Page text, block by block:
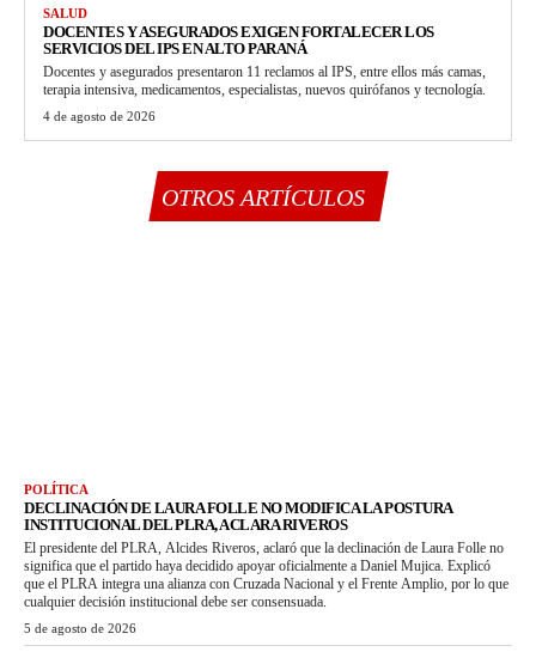
SALUD
DOCENTES Y ASEGURADOS EXIGEN FORTALECER LOS
SERVICIOS DEL IPS EN ALTO PARANÁ
Docentes y asegurados presentaron 11 reclamos al IPS, entre ellos más camas,
terapia intensiva, medicamentos, especialistas, nuevos quirófanos y tecnología.
4 de agosto de 2026
OTROS ARTÍCULOS
POLÍTICA
DECLINACIÓN DE LAURA FOLLE NO MODIFICA LA POSTURA
INSTITUCIONAL DEL PLRA, ACLARA RIVEROS
El presidente del PLRA, Alcides Riveros, aclaró que la declinación de Laura Folle no
significa que el partido haya decidido apoyar oficialmente a Daniel Mujica. Explicó
que el PLRA integra una alianza con Cruzada Nacional y el Frente Amplio, por lo que
cualquier decisión institucional debe ser consensuada.
5 de agosto de 2026